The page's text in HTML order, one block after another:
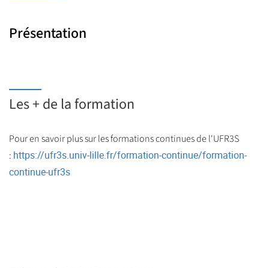
Présentation
Les + de la formation
Pour en savoir plus sur les formations continues de l'UFR3S
: https://ufr3s.univ-lille.fr/formation-continue/formation-
continue-ufr3s